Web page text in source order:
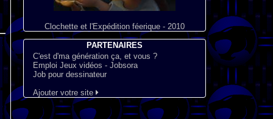
Clochette et l'Expédition féerique - 2010
PARTENAIRES
C'est d'ma génération ça, et vous ?
Emploi Jeux vidéos - Jobsora
Job pour dessinateur
Ajouter votre site